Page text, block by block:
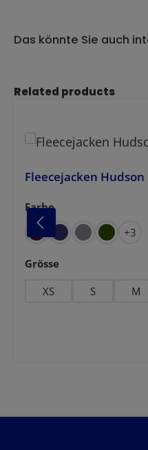
Das könnte Sie auch
Produktgalerie
Related products
Fleecejacken Hudson
Farbe
auswählen
+3
Grösse
XS S M